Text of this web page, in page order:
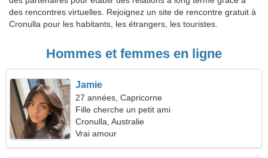
des rencontres virtuelles. Rejoignez un site de rencontre gratuit à
Cronulla pour les habitants, les étrangers, les touristes.
Hommes et femmes en ligne
Jamie
27 années, Capricorne
Fille cherche un petit ami
Cronulla, Australie
Vrai amour